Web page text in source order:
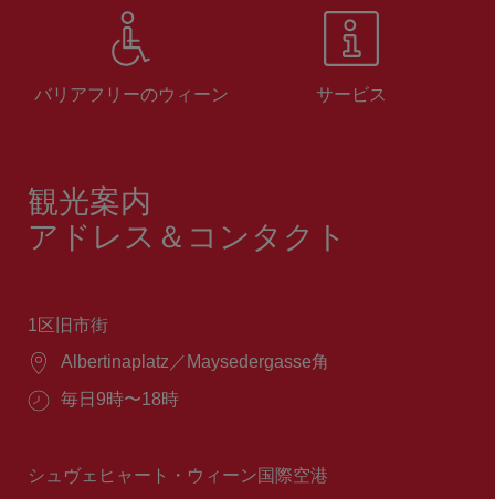
バリアフリーのウィーン サービス
観光案内
アドレス＆コンタクト
1区旧市街
場
Albertinaplatz／Maysedergasse角
営
間：
毎日9時〜18時
シュヴェヒャート・ウィーン国際空港